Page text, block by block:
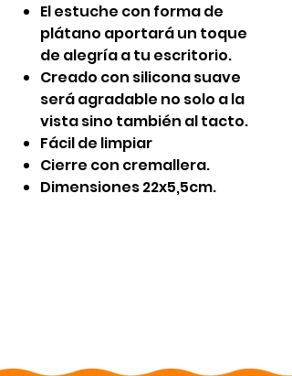
El estuche con forma de
plátano aportará un toque
de alegría a tu escritorio.
Creado con silicona suave
será agradable no solo a la
vista sino también al tacto.
Fácil de limpiar
Cierre con cremallera.
Dimensiones 22x5,5cm.